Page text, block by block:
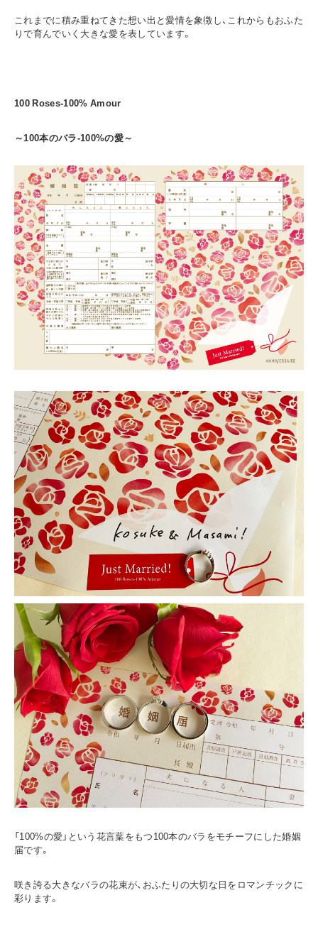
これまでに積み重ねてきた想い出と愛情を象徴し、これからもおふた
りで育んでいく大きな愛を表しています。
100 Roses-100% Amour
～100本のバラ-100%の愛～
「100%の愛」という花言葉をもつ100本のバラをモチーフにした婚姻
届です。
咲き誇る大きなバラの花束が、おふたりの大切な日をロマンチックに
彩ります。